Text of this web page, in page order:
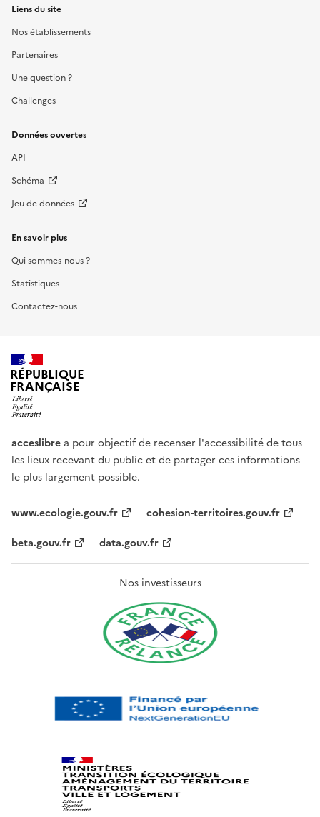
Liens du site
Nos établissements
Partenaires
Une question ?
Challenges
Données ouvertes
API
Schéma
Jeu de données
En savoir plus
Qui sommes-nous ?
Statistiques
Contactez-nous
RÉPUBLIQUE
FRANÇAISE
acceslibre a pour objectif de recenser l'accessibilité de tous
les lieux recevant du public et de partager ces informations
le plus largement possible.
www.ecologie.gouv.fr
cohesion-territoires.gouv.fr
beta.gouv.fr
data.gouv.fr
Nos investisseurs